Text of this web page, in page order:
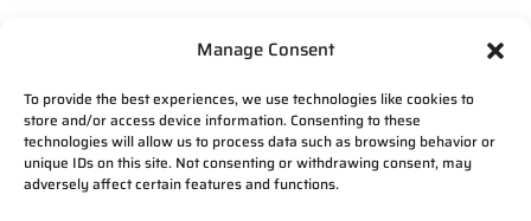
Manage Consent
To provide the best experiences, we use technologies like cookies to
store and/or access device information. Consenting to these
technologies will allow us to process data such as browsing behavior or
unique IDs on this site. Not consenting or withdrawing consent, may
adversely affect certain features and functions.